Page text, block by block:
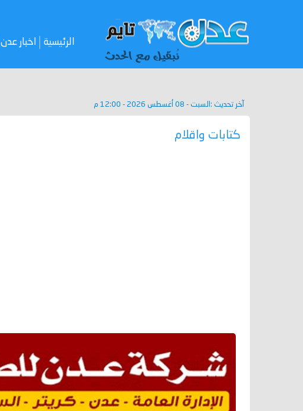
الرئيسية اخبار عدن
آخر تحديث : السبت - 08 أغسطس 2026 - 12:00 م
كتابات واقلام